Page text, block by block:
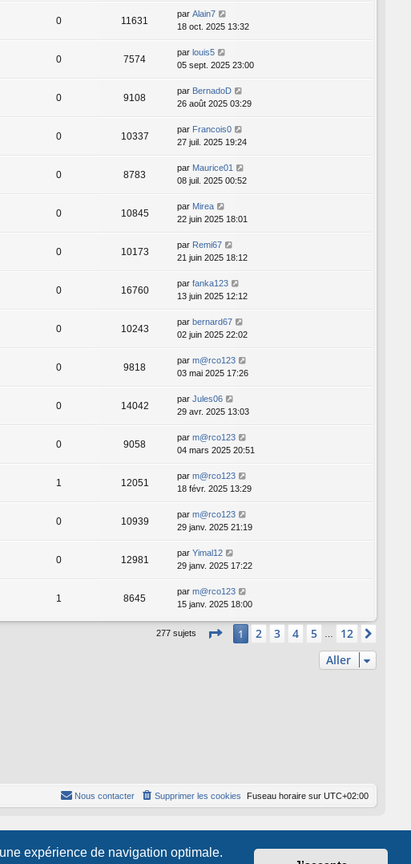
expérience de navigation optimale.
0 11631
par Alain7
18 oct. 2025 13:32
0 7574
par louis5
05 sept. 2025 23:00
0 9108
par BernadoD
26 août 2025 03:29
0 10337
par Francois0
27 juil. 2025 19:24
0 8783
par Maurice01
08 juil. 2025 00:52
0 10845
par Mirea
22 juin 2025 18:01
0 10173
par Remi67
21 juin 2025 18:12
0 16760
par fanka123
13 juin 2025 12:12
0 10243
par bernard67
02 juin 2025 22:02
0 9818
par m@rco123
03 mai 2025 17:26
0 14042
par Jules06
29 avr. 2025 13:03
0 9058
par m@rco123
04 mars 2025 20:51
1 12051
par m@rco123
18 févr. 2025 13:29
0 10939
par m@rco123
29 janv. 2025 21:19
0 12981
par Yimal12
29 janv. 2025 17:22
1 8645
par m@rco123
15 janv. 2025 18:00
277 sujets Page 1sur 12
1 2 3 4 5 … 12
Aller
Fuseau horaire sur UTC+02:00
Supprimer les cookies
Nous contacter